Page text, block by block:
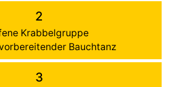
2
Krabbelgruppe
Bauchtanz
3